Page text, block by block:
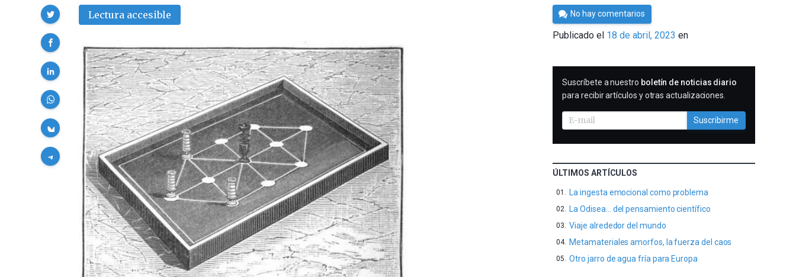
Lectura accesible
Compartir
Por
César
Tomé
No hay comentarios
Publicado el 18 de abril, 2023 en
SUSCRIBIRME
Suscríbete a nuestro boletín de noticias diario
para recibir artículos y otras actualizaciones.
Suscribirme
ÚLTIMOS ARTÍCULOS
La ingesta emocional como problema
La Odisea… del pensamiento científico
Viaje alrededor del mundo
Metamateriales amorfos, la fuerza del caos
Otro jarro de agua fría para Europa